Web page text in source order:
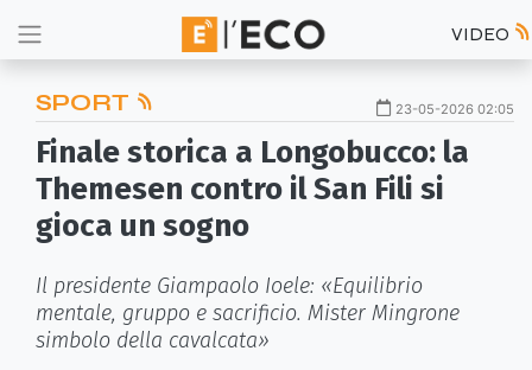
VIDEO
SPORT 23-05-2026 02:05
Finale storica a Longobucco: la
Themesen contro il San Fili si
gioca un sogno
Il presidente Giampaolo Ioele: «Equilibrio
mentale, gruppo e sacrificio. Mister Mingrone
simbolo della cavalcata»